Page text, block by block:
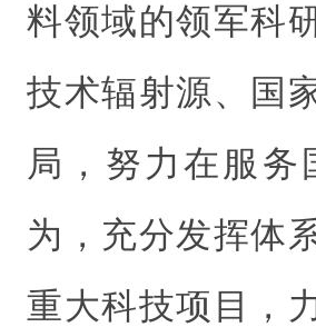
料领域的领军科
技术辐射源、国
局，努力在服
为，充分发挥体
重大科技项目，